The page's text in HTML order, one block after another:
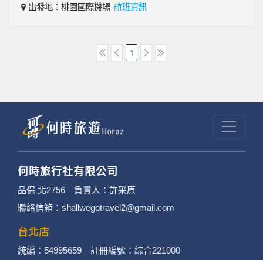
出發地：桃園國際機場 航班資訊
1
何時旅行社有限公司
品保 北2756 負責人：許采原
聯絡信箱：shallwegotravel2@gmail.com
台北店
統編：54995659 註冊編號：綜合221000